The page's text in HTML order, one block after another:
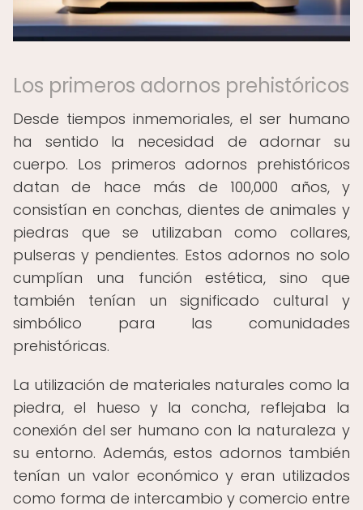
Los primeros adornos prehistóricos
Desde tiempos inmemoriales, el ser humano
ha sentido la necesidad de adornar su
cuerpo. Los primeros adornos prehistóricos
datan de hace más de 100,000 años, y
consistían en conchas, dientes de animales y
piedras que se utilizaban como collares,
pulseras y pendientes. Estos adornos no solo
cumplían una función estética, sino que
también tenían un significado cultural y
simbólico para las comunidades
prehistóricas.
La utilización de materiales naturales como la
piedra, el hueso y la concha, reflejaba la
conexión del ser humano con la naturaleza y
su entorno. Además, estos adornos también
tenían un valor económico y eran utilizados
como forma de intercambio y comercio entre